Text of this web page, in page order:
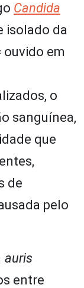
Candida
isolado da
ouvido em
o
sanguínea,
que
de
pelo
auris
entre